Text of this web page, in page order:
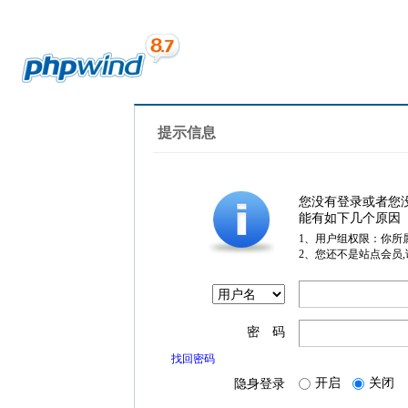
提示信息
您没有登录或者您
能有如下几个原因
1、用户组权限：你所
2、您还不是站点会员
密 码
找回密码
隐身登录 开启 关闭